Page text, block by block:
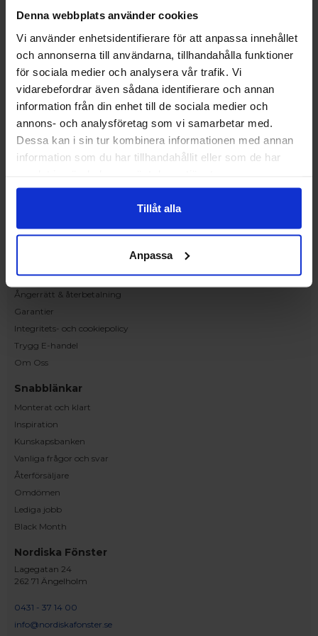
Denna webbplats använder cookies
Vi använder enhetsidentifierare för att anpassa innehållet
och annonserna till användarna, tillhandahålla funktioner
för sociala medier och analysera vår trafik. Vi
vidarebefordrar även sådana identifierare och annan
information från din enhet till de sociala medier och
annons- och analysföretag som vi samarbetar med.
Dessa kan i sin tur kombinera informationen med annan
information som du har tillhandahållit eller som de har
Tillåt alla
Anpassa
hos Victrix inredarna.
Ranhammarsvägen 20E
168 67 Bromma
Kundservice
Kontakta oss
Beställning och offert
Leverans
Reklamation
Monteringsanvisningar
Handla på Nordiska Fönster
Betalnings & leveransvillkor
Ångerrätt & återbetalning
Garantier
Integritets- och cookiepolicy
Trygg E-handel
Om Oss
Snabblänkar
Monterat och klart
Inspiration
Kunskapsbanken
Vanliga frågor och svar
Återförsäljare
Omdömen
Lediga jobb
Black Month
Nordiska Fönster
Lagegatan 24
262 71 Ängelholm
0431 - 37 14 00
info@nordiskafonster.se